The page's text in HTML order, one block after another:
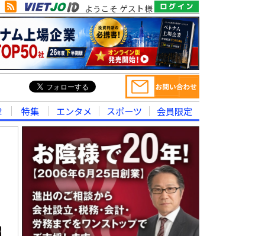
ようこそ ゲスト様
特集 エンタメ スポーツ 会員限定